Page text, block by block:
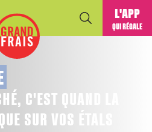
L'APP
QUI RÉGALE
C'EST QUAND LA
SUR VOS ÉTALS